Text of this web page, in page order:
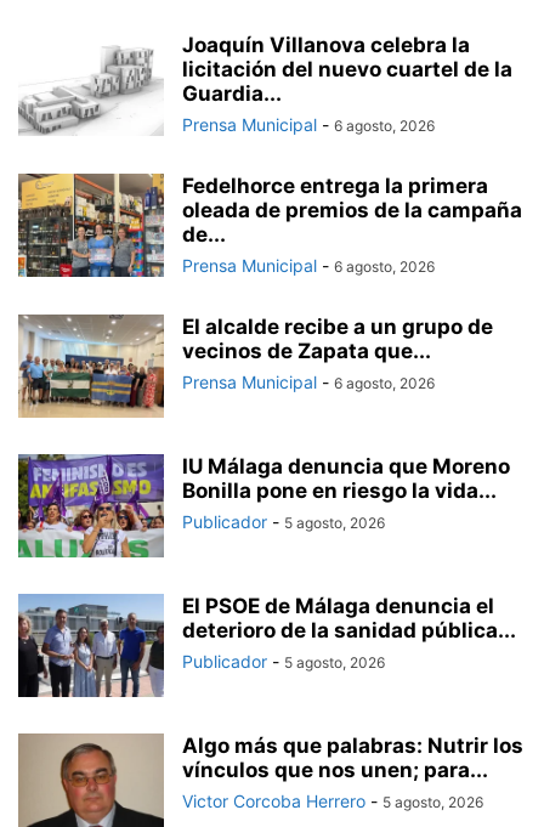
Joaquín Villanova celebra la
licitación del nuevo cuartel de la
Guardia...
Prensa Municipal - 6 agosto, 2026
Fedelhorce entrega la primera
oleada de premios de la campaña
de...
Prensa Municipal - 6 agosto, 2026
El alcalde recibe a un grupo de
vecinos de Zapata que...
Prensa Municipal - 6 agosto, 2026
IU Málaga denuncia que Moreno
Bonilla pone en riesgo la vida...
Publicador - 5 agosto, 2026
El PSOE de Málaga denuncia el
deterioro de la sanidad pública...
Publicador - 5 agosto, 2026
Algo más que palabras: Nutrir los
vínculos que nos unen; para...
Victor Corcoba Herrero - 5 agosto, 2026